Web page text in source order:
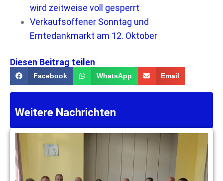
wird zeitweise voll gesperrt
Verkaufsoffener Sonntag und
Erntedankmarkt am 12. Oktober
Diesen Beitrag teilen
Facebook WhatsApp Email
Weitere Nachrichten